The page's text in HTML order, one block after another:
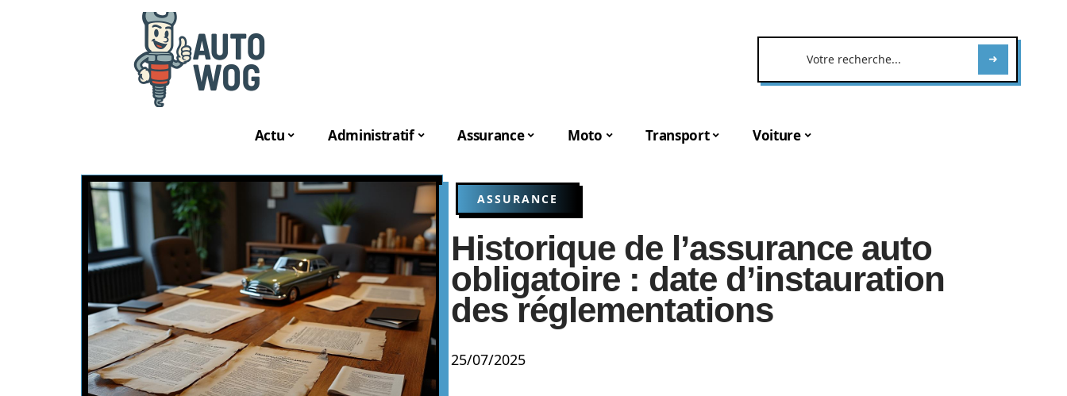
Actu Administratif Assurance Moto Transport Voiture
ASSURANCE
Historique de l’assurance auto
obligatoire : date d’instauration
des réglementations
25/07/2025